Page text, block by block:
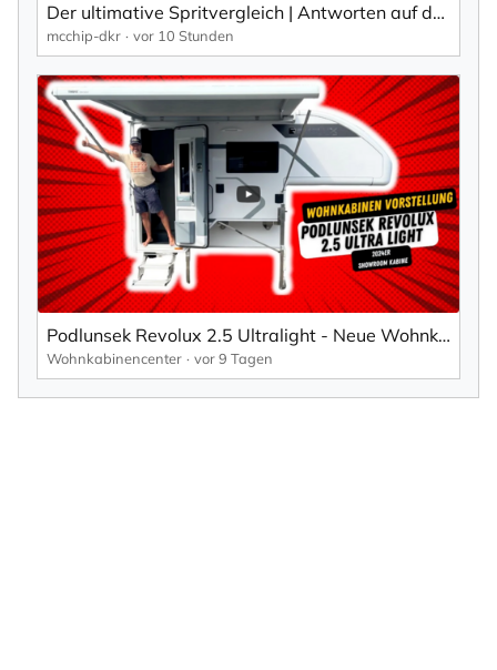
Der ultimative Spritvergleich | Antworten auf dem Prüfstand | Audi RS6 Projekt Teil 5 | mcchip-dkr
mcchip-dkr vor 10 Stunden
Podlunsek Revolux 2.5 Ultralight - Neue Wohnkabine aus Ende 2024
Wohnkabinencenter vor 9 Tagen